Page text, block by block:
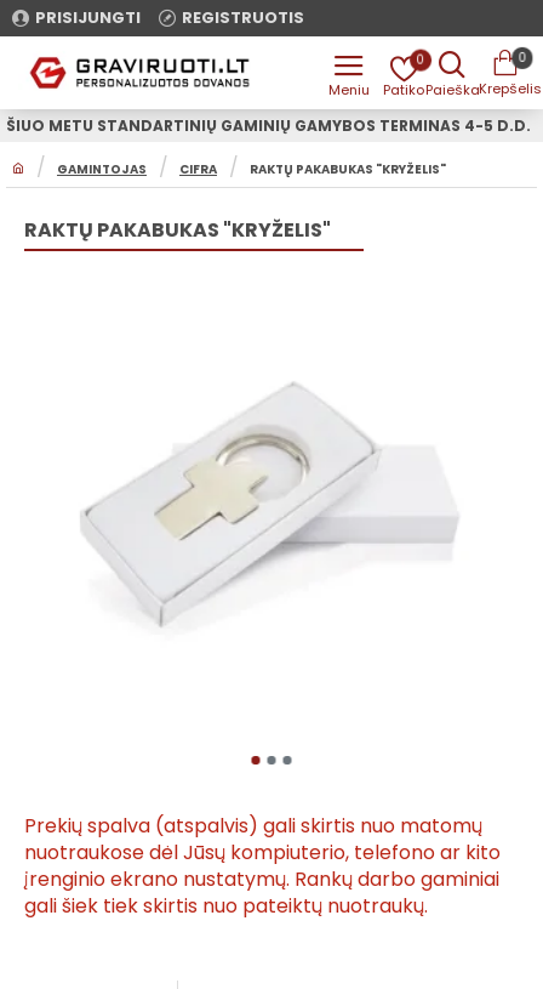
PRISIJUNGTI REGISTRUOTIS
0 0
O
E
GAMINTOJAS CIFRA RAKTŲ PAKABUKAS "KRYŽELIS"
ŠIUO METU STANDARTINIŲ GAMINIŲ GAMYBOS TERMINAS 4-5 D.D.
RAKTŲ PAKABUKAS "KRYŽELIS"
Prekių spalva (atspalvis) gali skirtis nuo matomų
nuotraukose dėl Jūsų kompiuterio, telefono ar kito
įrenginio ekrano nustatymų. Rankų darbo gaminiai
gali šiek tiek skirtis nuo pateiktų nuotraukų.